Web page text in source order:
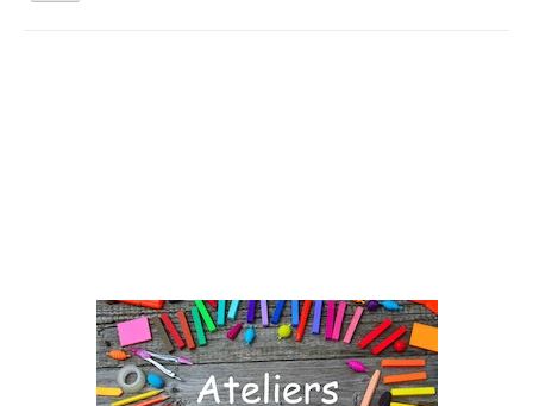
la
Guide Nature Patrimoine Volontaire (GNPV)
Centre de Ressources du Territoire (CRT)
Contact